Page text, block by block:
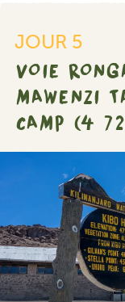
JOUR 5
VOIE
MAWENZI
CAMP (4